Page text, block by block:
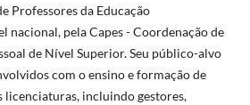
Professores da Educação
nacional, pela Capes - Coordenação de
de Nível Superior. Seu público-alvo
com o ensino e formação de
licenciaturas, incluindo gestores,